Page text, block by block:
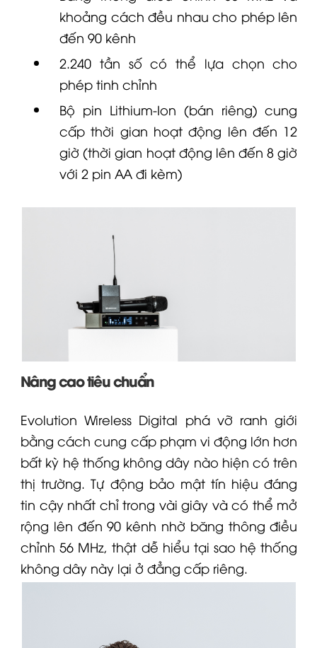
khoảng cách đều nhau cho phép lên
đến 90 kênh
2.240 tần số có thể lựa chọn cho
phép tinh chỉnh
Bộ pin Lithium-Ion (bán riêng) cung
cấp thời gian hoạt động lên đến 12
giờ (thời gian hoạt động lên đến 8 giờ
với 2 pin AA đi kèm)
Nâng cao tiêu chuẩn
Evolution Wireless Digital phá vỡ ranh giới
bằng cách cung cấp phạm vi động lớn hơn
bất kỳ hệ thống không dây nào hiện có trên
thị trường. Tự động bảo mật tín hiệu đáng
tin cậy nhất chỉ trong vài giây và có thể mở
rộng lên đến 90 kênh nhờ băng thông điều
chỉnh 56 MHz, thật dễ hiểu tại sao hệ thống
không dây này lại ở đẳng cấp riêng.